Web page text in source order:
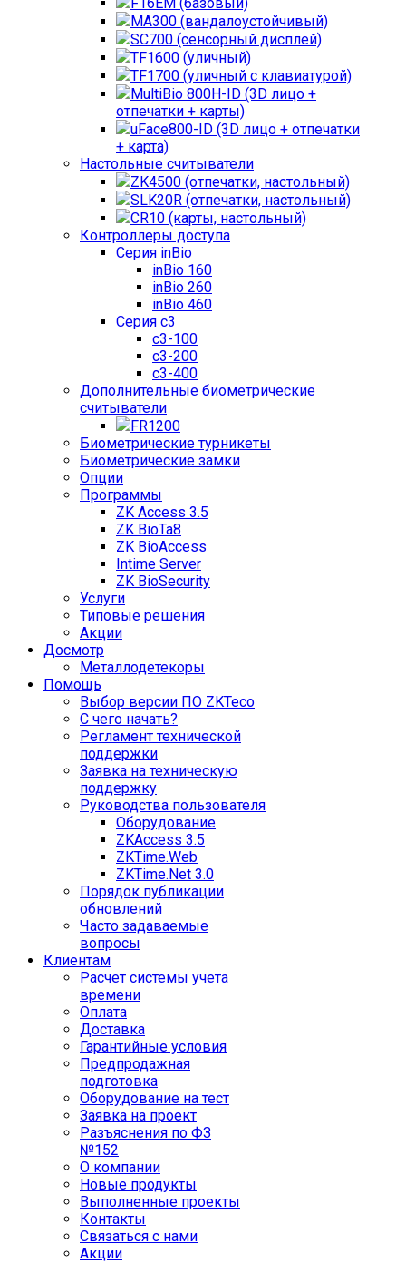
MA300 (вандалоустойчивый)
SC700 (сенсорный дисплей)
TF1600 (уличный)
TF1700 (уличный с клавиатурой)
MultiBio 800H-ID (3D лицо +
отпечатки + карты)
uFace800-ID (3D лицо + отпечатки
+ карта)
Настольные считыватели
ZK4500 (отпечатки, настольный)
SLK20R (отпечатки, настольный)
CR10 (карты, настольный)
Контроллеры доступа
Серия inBio
inBio 160
inBio 260
inBio 460
Серия c3
c3-100
c3-200
c3-400
Дополнительные биометрические
считыватели
FR1200
Биометрические турникеты
Биометрические замки
Опции
Программы
ZK Access 3.5
ZK BioTa8
ZK BioAccess
Intime Server
ZK BioSecurity
Услуги
Типовые решения
Акции
Досмотр
Металлодетекоры
Помощь
Выбор версии ПО ZKTeco
С чего начать?
Регламент технической
поддержки
Заявка на техническую
поддержку
Руководства пользователя
Оборудование
ZKAccess 3.5
ZKTime.Web
ZKTime.Net 3.0
Порядок публикации
обновлений
Часто задаваемые
вопросы
Клиентам
Расчет системы учета
времени
Оплата
Доставка
Гарантийные условия
Предпродажная
подготовка
Оборудование на тест
Заявка на проект
Разъяснения по ФЗ
№152
О компании
Новые продукты
Выполненные проекты
Контакты
Связаться с нами
Акции